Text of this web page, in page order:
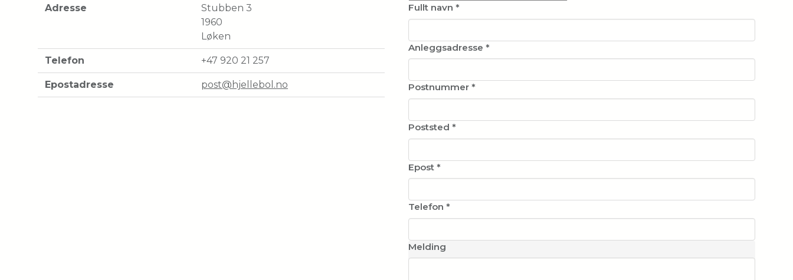
Adresse
Stubben 3
1960
Løken
Telefon +47 920 21 257
Epostadresse post@hjellebol.no
Fullt navn *
Anleggsadresse *
Postnummer *
Poststed *
Epost *
Telefon *
Melding